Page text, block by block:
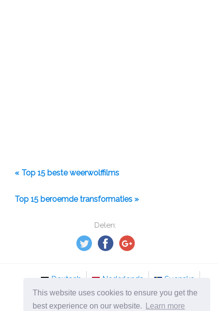
This website uses cookies to ensure you get the
best experience on our website.
Learn more
Delen:
« Top 15 beste weerwolffilms
Top 15 beroemde transformaties »
Deutsch Nederlands
Svenska
Norsk
Italiano Français
Dansk